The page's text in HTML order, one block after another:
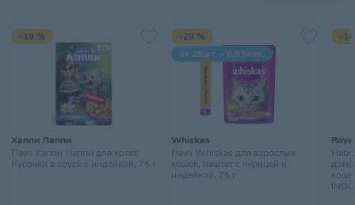
-19 %
Хаппи Лаппи
Пауч Хаппи Лаппи для котят.
Кусочки в соусе с индейкой, 75 г
-29 %
от 28шт. – 0,93коп.
Whiskas
Пауч Whiskas для взрослых
кошек, паштет с курицей и
индейкой, 75 г
-